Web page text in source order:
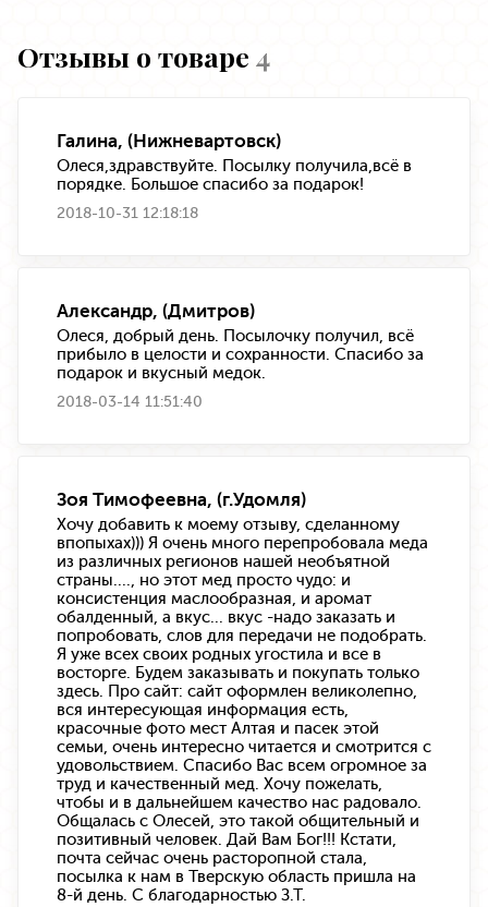
Отзывы о товаре 4
Галина, (Нижневартовск)
Олеся,здравствуйте. Посылку получила,всё в
порядке. Большое спасибо за подарок!
2018-10-31 12:18:18
Александр, (Дмитров)
Олеся, добрый день. Посылочку получил, всё
прибыло в целости и сохранности. Спасибо за
подарок и вкусный медок.
2018-03-14 11:51:40
Зоя Тимофеевна, (г.Удомля)
Хочу добавить к моему отзыву, сделанному
впопыхах))) Я очень много перепробовала меда
из различных регионов нашей необъятной
страны...., но этот мед просто чудо: и
консистенция маслообразная, и аромат
обалденный, а вкус... вкус -надо заказать и
попробовать, слов для передачи не подобрать.
Я уже всех своих родных угостила и все в
восторге. Будем заказывать и покупать только
здесь. Про сайт: сайт оформлен великолепно,
вся интересующая информация есть,
красочные фото мест Алтая и пасек этой
семьи, очень интересно читается и смотрится с
удовольствием. Спасибо Вас всем огромное за
труд и качественный мед. Хочу пожелать,
чтобы и в дальнейшем качество нас радовало.
Общалась с Олесей, это такой общительный и
позитивный человек. Дай Вам Бог!!! Кстати,
почта сейчас очень расторопной стала,
посылка к нам в Тверскую область пришла на
8-й день. С благодарностью З.Т.